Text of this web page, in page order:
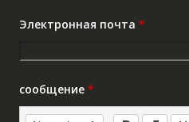
Электронная почта *
сообщение *